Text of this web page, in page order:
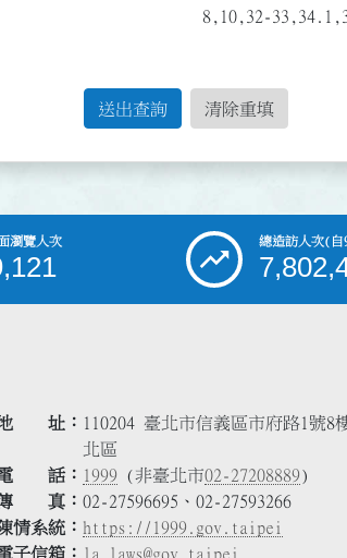
8,10,32-
送出查詢 清除重填
瀏覽人次 總造訪人次(自
址
110204 臺北市信義區市府路1號8
北區
話
1999 (非臺北市02-27208889)
真
02-27596695、02-27593266
情系統
https://1999.gov.taipei
子信箱
la_laws@gov.taipei